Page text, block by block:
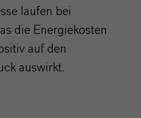
laufen bei
die Energiekosten
auf den
auswirkt.